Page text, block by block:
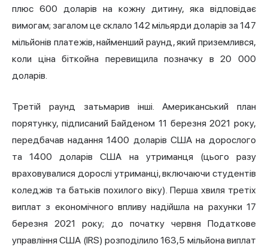
плюс 600 доларів на кожну дитину, яка відповідає
вимогам; загалом це склало 142 мільярди доларів за 147
мільйонів платежів, найменший раунд, який приземлився,
коли ціна біткойна перевищила позначку в 20 000
доларів.
Третій раунд затьмарив інші. Американський план
порятунку, підписаний Байденом 11 березня 2021 року,
передбачав надання 1400 доларів США на дорослого
та 1400 доларів США на утриманця (цього разу
враховувалися дорослі утриманці, включаючи студентів
коледжів та батьків похилого віку). Перша хвиля третіх
виплат з економічного впливу надійшла на рахунки 17
березня 2021 року; до початку червня Податкове
управління США (IRS) розподілило 163,5 мільйона виплат